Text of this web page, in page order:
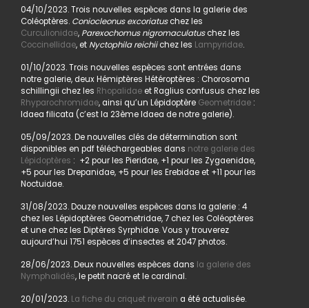
04/10/2023. Trois nouvelles espèces dans la galerie des
Coléoptères. Coniocleonus excoriatuschez les
Curculionidae, Parexochomus nigromaculatuschez les
Coccinellidae, et Nyctophila reichiichez les Lampyridae.
01/10/2023. Trois nouvelles espèces sont entrées dans
notre galerie, deux Hémiptères Hétéroptères : Chorosoma
schillingii chez les Rhopalidaeet Raglius confusus chez les
Rhyparochromidae, ainsi qu’un Lépidoptère Geometridae:
Idaea filicata (c’est la 23ème Idaea de notre galerie).
05/09/2023. De nouvelles clés de détermination sont
disponibles en pdf téléchargeables dans notre galerie des
Lépidoptères : +2 pour les Pieridae, +1 pour les Zygaenidae,
+5 pour les Drepanidae, +5 pour les Erebidae et +11 pour les
Noctuidae.
31/08/2023. Douze nouvelles espèces dans la galerie : 4
chez les Lépidoptères Geometridae, 7 chez les Coléoptères
et une chez les Diptères Syrphidae. Vous y trouverez
aujourd’hui 1751 espèces d’insectes et 2047 photos.
28/06/2023. Deux nouvelles espèces dans la galerie des
Nymphalidés, le petit nacré et le cardinal.
20/01/2023. La fiche du criquet riverain a été actualisée.